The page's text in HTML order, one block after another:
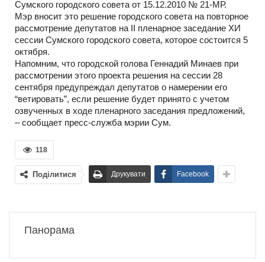
Сумского городского совета от 15.12.2010 № 21-МР.
Мэр вносит это решение городского совета на повторное
рассмотрение депутатов на II пленарное заседание ХИ
сессии Сумского городского совета, которое состоится 5
октября.
Напомним, что городской голова Геннадий Минаев при
рассмотрении этого проекта решения на сессии 28
сентября предупреждал депутатов о намерении его
“ветировать”, если решение будет принято с учетом
озвученных в ходе пленарного заседания предложений,
– сообщает пресс-служба мэрии Сум.
118
Поділитися Друкувати Facebook
Панорама